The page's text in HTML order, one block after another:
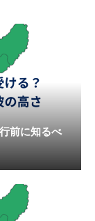
前に知るべ